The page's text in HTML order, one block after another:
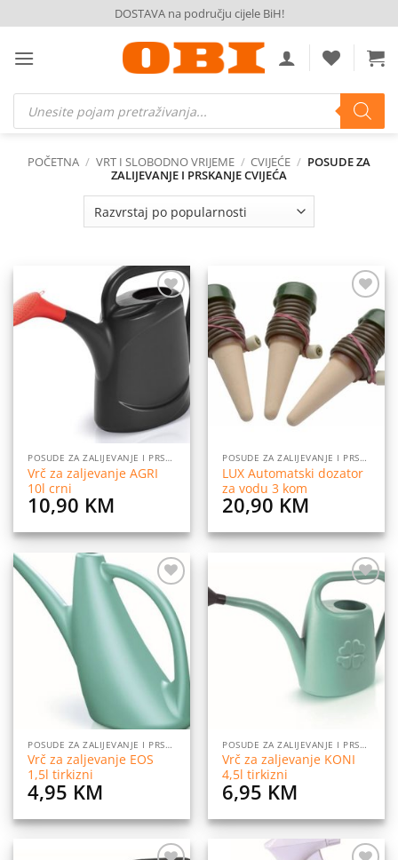
to
content
DOSTAVA na području cijele BiH!
Products
search
POČETNA / VRT I SLOBODNO VRIJEME / CVIJEĆE / POSUDE ZA
ZALIJEVANJE I PRSKANJE CVIJEĆA
Dodaj
na
POSUDE ZA ZALIJEVANJE I PRSKANJE CVIJEĆA
Vrč za zaljevanje AGRI
10l crni
10,90 KM
Dodaj
na
listu
želja
POSUDE ZA ZALIJEVANJE I PRSKANJE CVIJEĆA
LUX Automatski dozator
za vodu 3 kom
20,90 KM
Dodaj
na
listu
želja
POSUDE ZA ZALIJEVANJE I PRSKANJE CVIJEĆA
Vrč za zaljevanje EOS
1,5l tirkizni
4,95 KM
Dodaj
na
listu
POSUDE ZA ZALIJEVANJE I PRSKANJE CVIJEĆA
Vrč za zaljevanje KONI
4,5l tirkizni
6,95 KM